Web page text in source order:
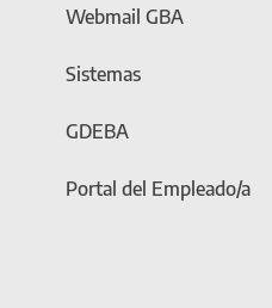
Webmail GBA
Sistemas
GDEBA
Portal del Empleado/a